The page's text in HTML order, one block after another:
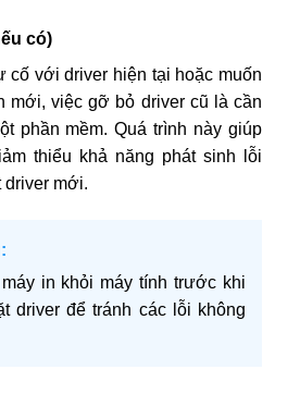
có)
cố với driver hiện tại hoặc muốn
mới, việc gỡ bỏ driver cũ là cần
phần mềm. Quá trình này giúp
thiểu khả năng phát sinh lỗi
driver mới.
in khỏi máy tính trước khi
driver để tránh các lỗi không